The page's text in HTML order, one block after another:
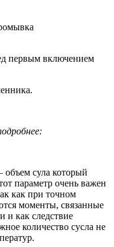
первым включением
объем сула который
параметр очень важен
как при точном
моменты, связанные
и как следствие
количество сусла не